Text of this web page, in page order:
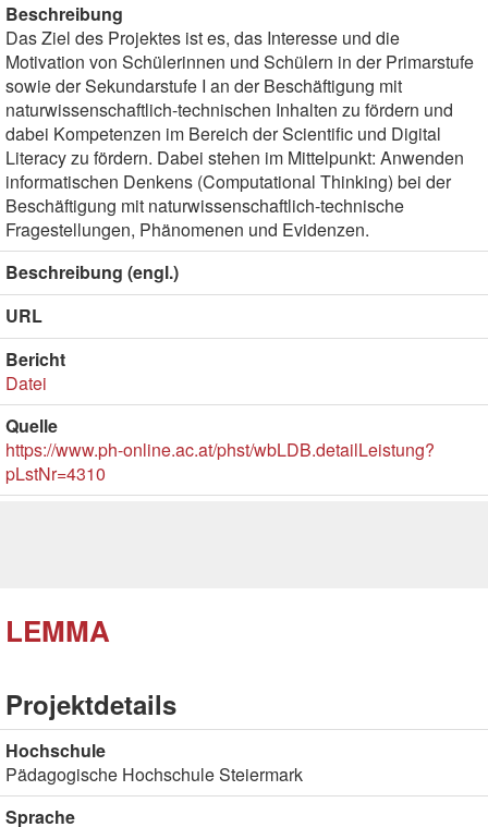
Beschreibung
Das Ziel des Projektes ist es, das Interesse und die
Motivation von Schülerinnen und Schülern in der Primarstufe
sowie der Sekundarstufe I an der Beschäftigung mit
naturwissenschaftlich-technischen Inhalten zu fördern und
dabei Kompetenzen im Bereich der Scientific und Digital
Literacy zu fördern. Dabei stehen im Mittelpunkt: Anwenden
informatischen Denkens (Computational Thinking) bei der
Beschäftigung mit naturwissenschaftlich-technische
Fragestellungen, Phänomenen und Evidenzen.
Beschreibung (engl.)
URL
Bericht
Datei
Quelle
https://www.ph-online.ac.at/phst/wbLDB.detailLeistung?
pLstNr=4310
LEMMA
Projektdetails
Hochschule
Pädagogische Hochschule Steiermark
Sprache